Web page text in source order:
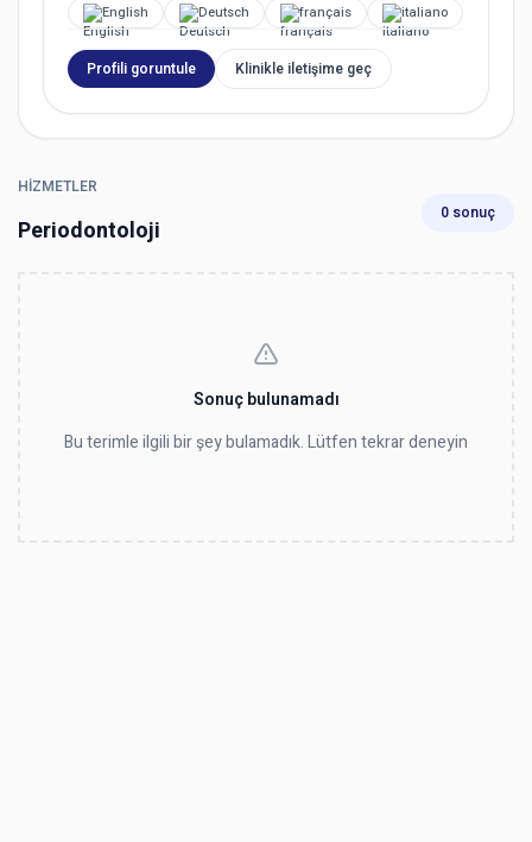
English
Deutsch français italiano
Profili goruntule Klinikle iletişime geç
HIZMETLER
Periodontoloji
0 sonuç
Sonuç bulunamadı
Bu terimle ilgili bir şey bulamadık. Lütfen tekrar deneyin